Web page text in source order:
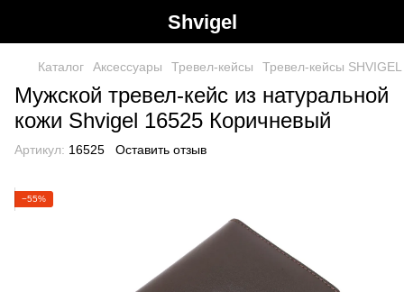
Shvigel
Каталог Аксессуары Тревел-кейсы Тревел-кейсы SHVIGEL
Мужской тревел-кейс из натуральной
кожи Shvigel 16525 Коричневый
Артикул: 16525 Оставить отзыв
−55%